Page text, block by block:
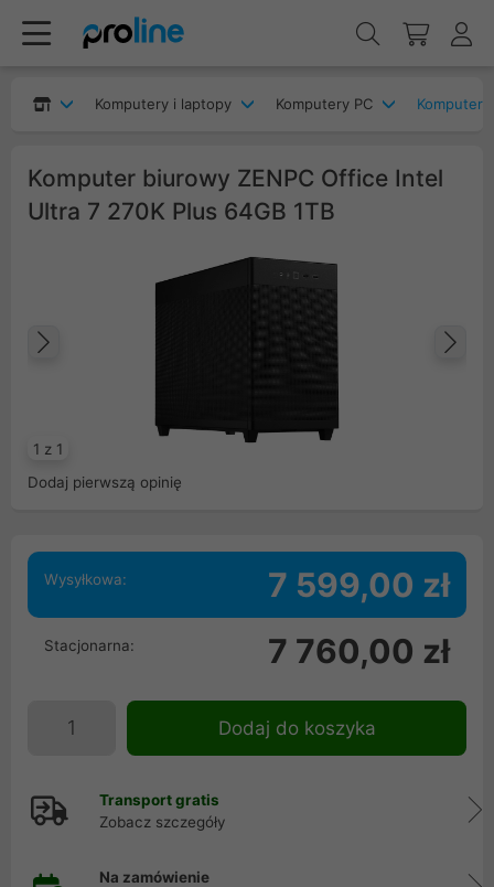
Komputery i laptopy Komputery PC
Komputer biurowy ZENPC Office Intel
Ultra 7 270K Plus 64GB 1TB
1 z 1
Dodaj pierwszą opinię
Wysyłkowa: 7 599,00 zł
Stacjonarna: 7 760,00 zł
Dodaj do koszyka
Transport gratis
Zobacz szczegóły
Na zamówienie